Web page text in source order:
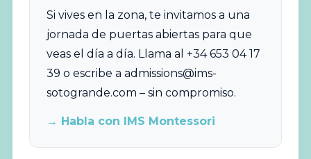
Si vives en la zona, te invitamos a una
jornada de puertas abiertas para que
veas el día a día. Llama al +34 653 04 17
39 o escribe a admissions@ims-
sotogrande.com – sin compromiso.
→ Habla con IMS Montessori